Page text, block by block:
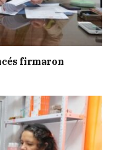
firmaron